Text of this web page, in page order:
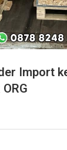
Import
ORG